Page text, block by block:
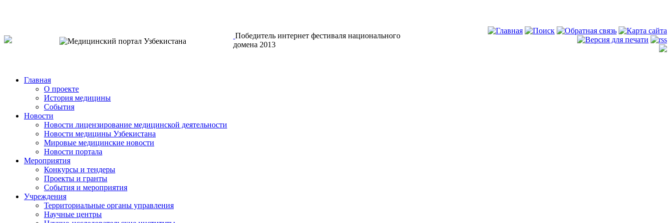
Победитель интернет фестиваля национального
домена 2013
Главная
О проекте
История медицины
События
Новости
Новости лицензирование медицинской деятельности
Новости медицины Узбекистана
Мировые медицинские новости
Новости портала
Мероприятия
Конкурсы и тендеры
Проекты и гранты
События и мероприятия
Учреждения
Территориальные органы управления
Научные центры